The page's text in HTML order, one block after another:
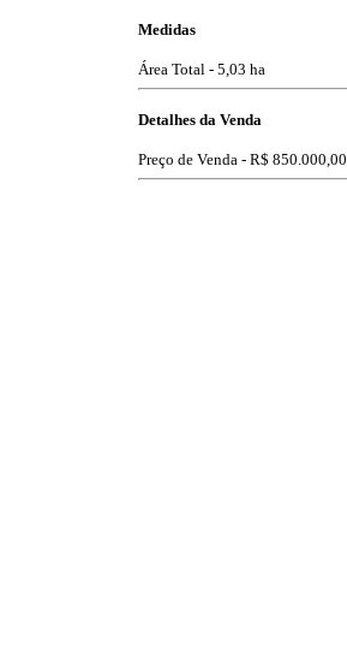
Medidas
Área Total - 5,03 ha
Detalhes da Venda
Preço de Venda - R$ 850.000,00